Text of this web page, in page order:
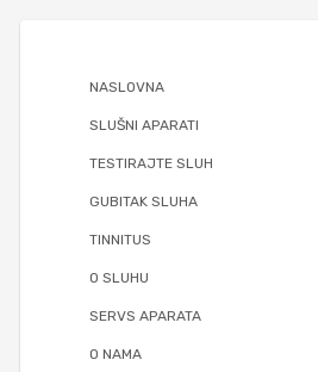
NASLOVNA
SLUŠNI APARATI
TESTIRAJTE SLUH
GUBITAK SLUHA
TINNITUS
O SLUHU
SERVS APARATA
O NAMA